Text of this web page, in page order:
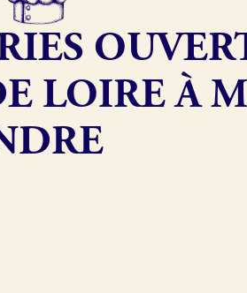
Fonds de commerce
Actualités
LOIRE À